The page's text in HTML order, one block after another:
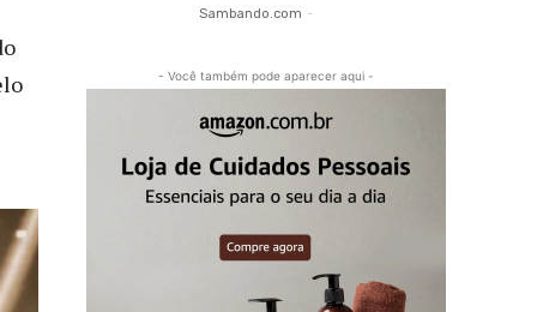
Sambando.com -
- Você também pode aparecer aqui -